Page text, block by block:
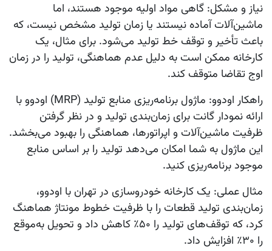
نیاز و مشکل: گاهی مواد اولیه موجود هستند، اما
ماشین‌آلات آماده نیستند یا زمان تولید مشخص نیست، که
باعث تأخیر و توقف خط تولید می‌شود. برای مثال، یک
کارخانه ممکن است به دلیل عدم هماهنگی، تولید را در زمان
اوج تقاضا متوقف کند.
راهکار اودوو: ماژول برنامه‌ریزی منابع تولید (MRP)
اودوو با
ارائه نمودار گانت برای زمان‌بندی تولید و در نظر گرفتن
ظرفیت ماشین‌آلات و اپراتورها، هماهنگی را بهبود می‌بخشد.
این ماژول به شما امکان می‌دهد تولید را بر اساس منابع
موجود برنامه‌ریزی کنید.
مثال عملی: یک کارخانه خودروسازی در تهران با اودوو،
زمان‌بندی تولید قطعات را با ظرفیت خطوط مونتاژ هماهنگ
کرد، که توقف‌های تولید را 50٪ کاهش داد و تحویل به‌موقع
را 30٪ افزایش داد.